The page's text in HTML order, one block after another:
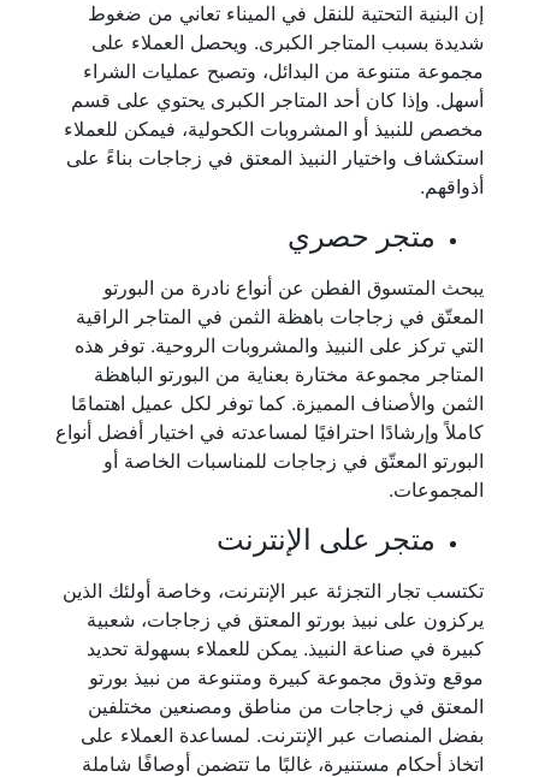
إن البنية التحتية للنقل في الميناء تعاني من ضغوط
شديدة بسبب المتاجر الكبرى. ويحصل العملاء على
مجموعة متنوعة من البدائل، وتصبح عمليات الشراء
أسهل. وإذا كان أحد المتاجر الكبرى يحتوي على قسم
مخصص للنبيذ أو المشروبات الكحولية، فيمكن للعملاء
استكشاف واختيار النبيذ المعتق في زجاجات بناءً على
أذواقهم.
متجر حصري
يبحث المتسوق الفطن عن أنواع نادرة من البورتو
المعتّق في زجاجات باهظة الثمن في المتاجر الراقية
التي تركز على النبيذ والمشروبات الروحية. توفر هذه
المتاجر مجموعة مختارة بعناية من البورتو الباهظة
الثمن والأصناف المميزة. كما توفر لكل عميل اهتمامًا
كاملاً وإرشادًا احترافيًا لمساعدته في اختيار أفضل أنواع
البورتو المعتّق في زجاجات للمناسبات الخاصة أو
المجموعات.
متجر على الإنترنت
تكتسب تجار التجزئة عبر الإنترنت، وخاصة أولئك الذين
يركزون على نبيذ بورتو المعتق في زجاجات، شعبية
كبيرة في صناعة النبيذ. يمكن للعملاء بسهولة تحديد
موقع وتذوق مجموعة كبيرة ومتنوعة من نبيذ بورتو
المعتق في زجاجات من مناطق ومصنعين مختلفين
بفضل المنصات عبر الإنترنت. لمساعدة العملاء على
اتخاذ أحكام مستنيرة، غالبًا ما تتضمن أوصافًا شاملة